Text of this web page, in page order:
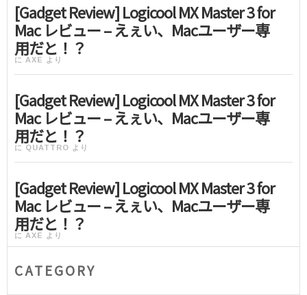
[Gadget Review] Logicool MX Master 3 for
Mac レビュー – えぇい、Macユーザー専
用だと！？
に AXE より
[Gadget Review] Logicool MX Master 3 for
Mac レビュー – えぇい、Macユーザー専
用だと！？
に QUATTRO より
[Gadget Review] Logicool MX Master 3 for
Mac レビュー – えぇい、Macユーザー専
用だと！？
に AXE より
CATEGORY